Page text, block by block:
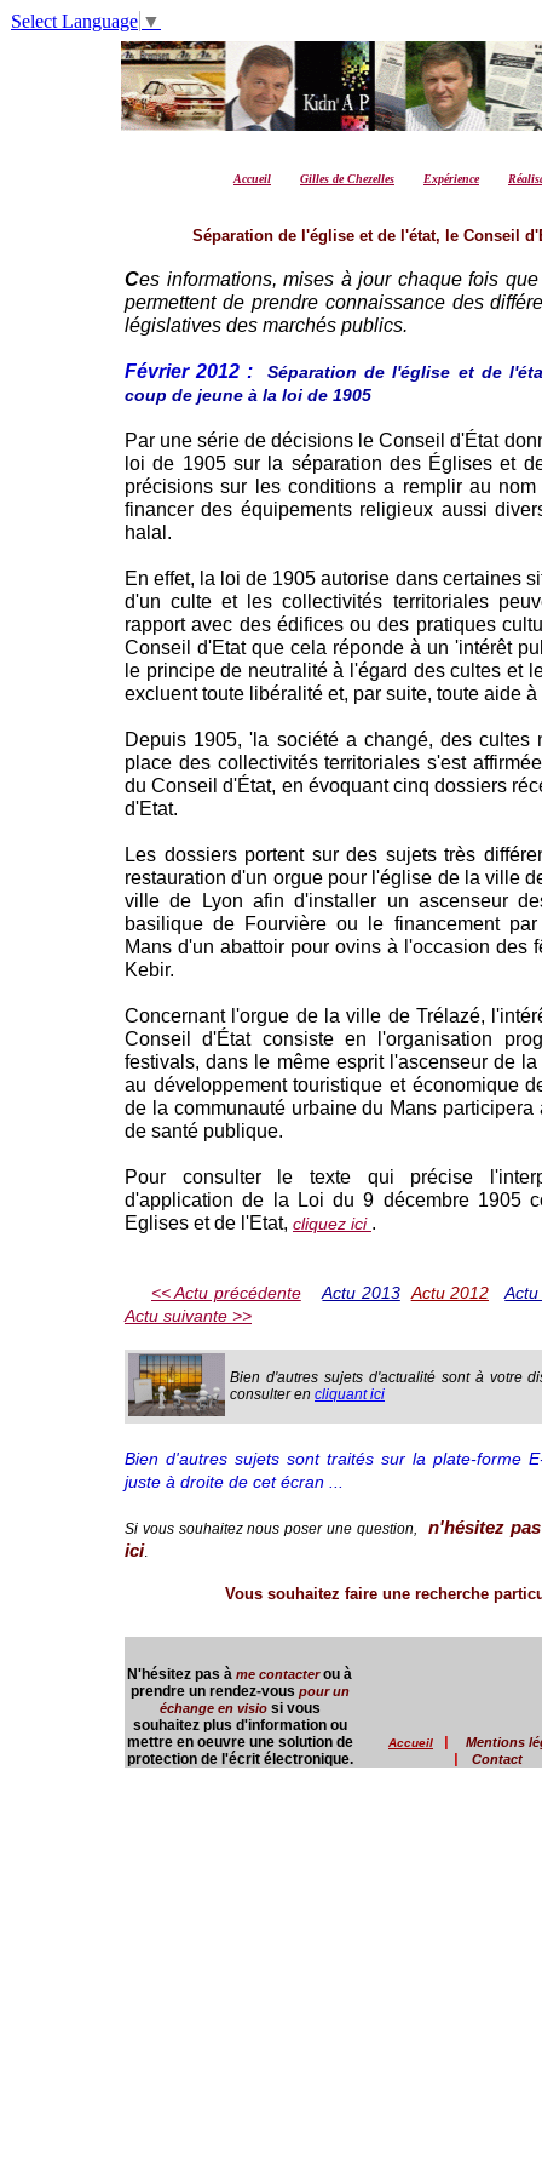
Select Language ▼
Accueil Gilles de Chezelles Expérience
Séparation de l'église et de l'état, le Conseil
Ces informations, mises à jour chaque fois
permettent de prendre connaissance des
législatives des marchés publics.
Février 2012 :Séparation de l'église et de
coup de jeune à la loi de 1905
Par une série de décisions le Conseil d'État
loi de 1905 sur la séparation des Églises et
précisions sur les conditions a remplir au
financer des équipements religieux aussi
halal.
En effet, la loi de 1905 autorise dans certaines
d'un culte et les collectivités territoriales
rapport avec des édifices ou des pratiques
Conseil d'Etat que cela réponde à un 'intérêt
le principe de neutralité à l'égard des cultes et
excluent toute libéralité et, par suite, toute aide à
Depuis 1905, 'la société a changé, des cultes
place des collectivités territoriales s'est
du Conseil d'État, en évoquant cinq dossiers
d'Etat.
Les dossiers portent sur des sujets très
restauration d'un orgue pour l'église de la ville
ville de Lyon afin d'installer un ascenseur
basilique de Fourvière ou le financement
Mans d'un abattoir pour ovins à l'occasion des
Kebir.
Concernant l'orgue de la ville de Trélazé,
Conseil d'État consiste en l'organisation
festivals, dans le même esprit l'ascenseur de
au développement touristique et économique
de la communauté urbaine du Mans
de santé publique.
Pour consulter le texte qui précise
d'application de la Loi du 9 décembre 1905
Eglises et de l'Etat, cliquez ici .
<< Actu précédente Actu 2013 Actu 2012
Actu suivante >>
Bien d'autres sujets d'actualité sont à votre
consulter en cliquant ici
Bien d'autres sujets sont traités sur la plate-forme
juste à droite de cet écran ...
Si vous souhaitez nous poser une question,
n'hésitez
ici.
Vous souhaitez faire une recherche
N'hésitez pas à me contacterou à
prendre un rendez-vous pour un
échange en visio si vous
souhaitez plus d'information ou
mettre en oeuvre une solution de
protection de l'écrit électronique.
Accueil Mentions
Contact